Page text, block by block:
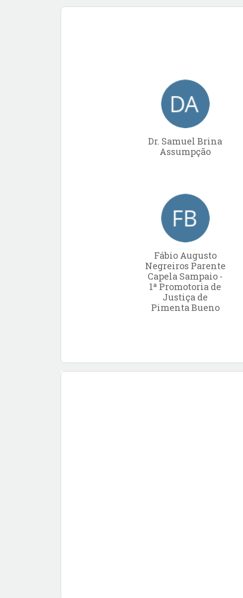
Dr. Samuel Brina
Assumpção
Fábio Augusto
Negreiros Parente
Capela Sampaio -
1ª Promotoria de
Justiça de
Pimenta Bueno